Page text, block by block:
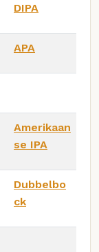
DIPA
APA
Amerikaan
se IPA
Dubbelbo
ck